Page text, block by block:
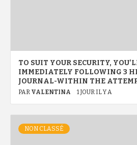
TO SUIT YOUR SECURITY,
IMMEDIATELY FOLLOWING 3
JOURNAL-WITHIN THE
PAR VALENTINA 1 JOUR IL Y A
NON CLASSÉ